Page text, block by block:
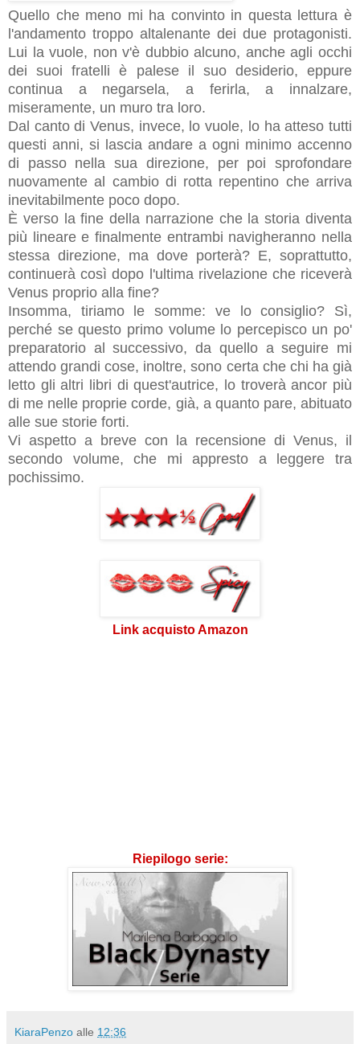
Quello che meno mi ha convinto in questa lettura è
l'andamento troppo altalenante dei due protagonisti.
Lui la vuole, non v'è dubbio alcuno, anche agli occhi
dei suoi fratelli è palese il suo desiderio, eppure
continua a negarsela, a ferirla, a innalzare,
miseramente, un muro tra loro.
Dal canto di Venus, invece, lo vuole, lo ha atteso tutti
questi anni, si lascia andare a ogni minimo accenno
di passo nella sua direzione, per poi sprofondare
nuovamente al cambio di rotta repentino che arriva
inevitabilmente poco dopo.
È verso la fine della narrazione che la storia diventa
più lineare e finalmente entrambi navigheranno nella
stessa direzione, ma dove porterà? E, soprattutto,
continuerà così dopo l'ultima rivelazione che riceverà
Venus proprio alla fine?
Insomma, tiriamo le somme: ve lo consiglio? Sì,
perché se questo primo volume lo percepisco un po'
preparatorio al successivo, da quello a seguire mi
attendo grandi cose, inoltre, sono certa che chi ha già
letto gli altri libri di quest'autrice, lo troverà ancor più
di me nelle proprie corde, già, a quanto pare, abituato
alle sue storie forti.
Vi aspetto a breve con la recensione di Venus, il
secondo volume, che mi appresto a leggere tra
pochissimo.
Link acquisto Amazon
Riepilogo serie:
KiaraPenzo alle 12:36